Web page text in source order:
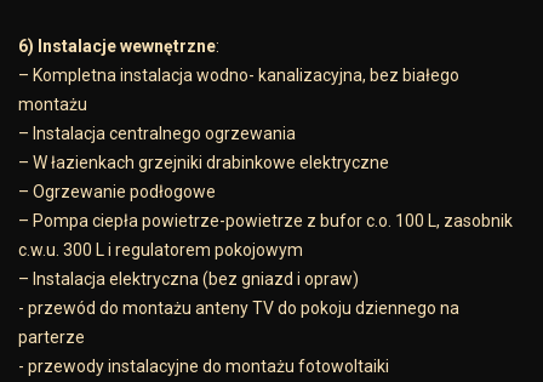
6) Instalacje wewnętrzne:
– Kompletna instalacja wodno- kanalizacyjna, bez białego
montażu
– Instalacja centralnego ogrzewania
– W łazienkach grzejniki drabinkowe elektryczne
– Ogrzewanie podłogowe
– Pompa ciepła powietrze-powietrze z bufor c.o. 100 L, zasobnik
c.w.u. 300 L i regulatorem pokojowym
– Instalacja elektryczna (bez gniazd i opraw)
- przewód do montażu anteny TV do pokoju dziennego na
parterze
- przewody instalacyjne do montażu fotowoltaiki